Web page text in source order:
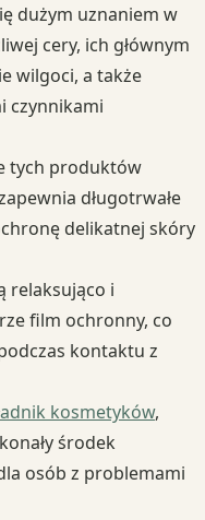
dużym uznaniem w
cery, ich głównym
wilgoci, a także
czynnikami
tych produktów
długotrwałe
delikatnej skóry
relaksująco i
film ochronny, co
kontaktu z
kosmetyków,
środek
osób z problemami